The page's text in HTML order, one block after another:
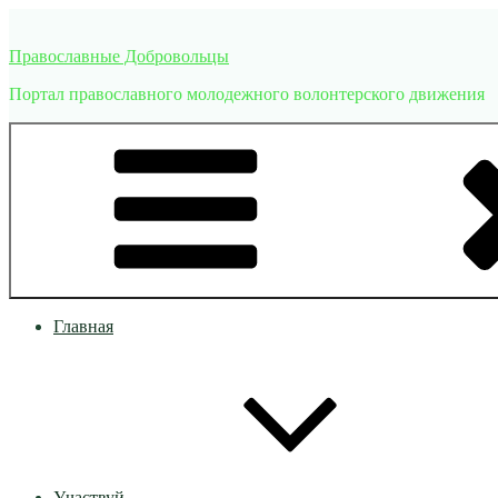
содержимому
Православные Добровольцы
Портал православного молодежного волонтерского движения
Главная